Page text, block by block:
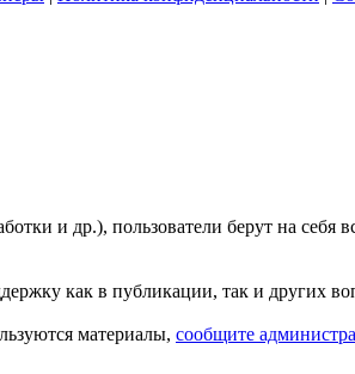
и др.), пользователи берут на
как в публикации, так и других
материалы, сообщите